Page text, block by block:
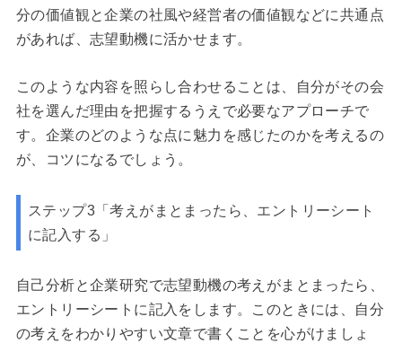
分の価値観と企業の社風や経営者の価値観などに共通点
があれば、志望動機に活かせます。
このような内容を照らし合わせることは、自分がその会
社を選んだ理由を把握するうえで必要なアプローチで
す。企業のどのような点に魅力を感じたのかを考えるの
が、コツになるでしょう。
ステップ3「考えがまとまったら、エントリーシート
に記入する」
自己分析と企業研究で志望動機の考えがまとまったら、
エントリーシートに記入をします。このときには、自分
の考えをわかりやすい文章で書くことを心がけましょ